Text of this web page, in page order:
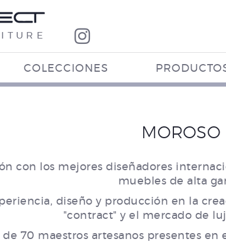
COLECCIONES
MOROSO
con los mejores diseñadores
muebles de alta
diseño y producción en la
"contract" y el mercado de
70 maestros artesanos presentes